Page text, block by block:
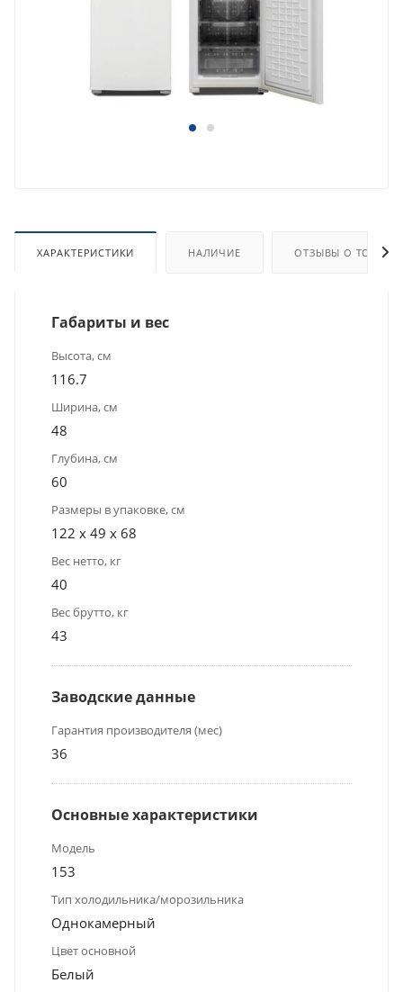
ХАРАКТЕРИСТИКИ НАЛИЧИЕ ОТЗЫВЫ О ТОВАРЕ
Габариты и вес
Высота, см
116.7
Ширина, см
48
Глубина, см
60
Размеры в упаковке, см
122 x 49 x 68
Вес нетто, кг
40
Вес брутто, кг
43
Заводские данные
Гарантия производителя (мес)
36
Основные характеристики
Модель
153
Тип холодильника/морозильника
Однокамерный
Цвет основной
Белый